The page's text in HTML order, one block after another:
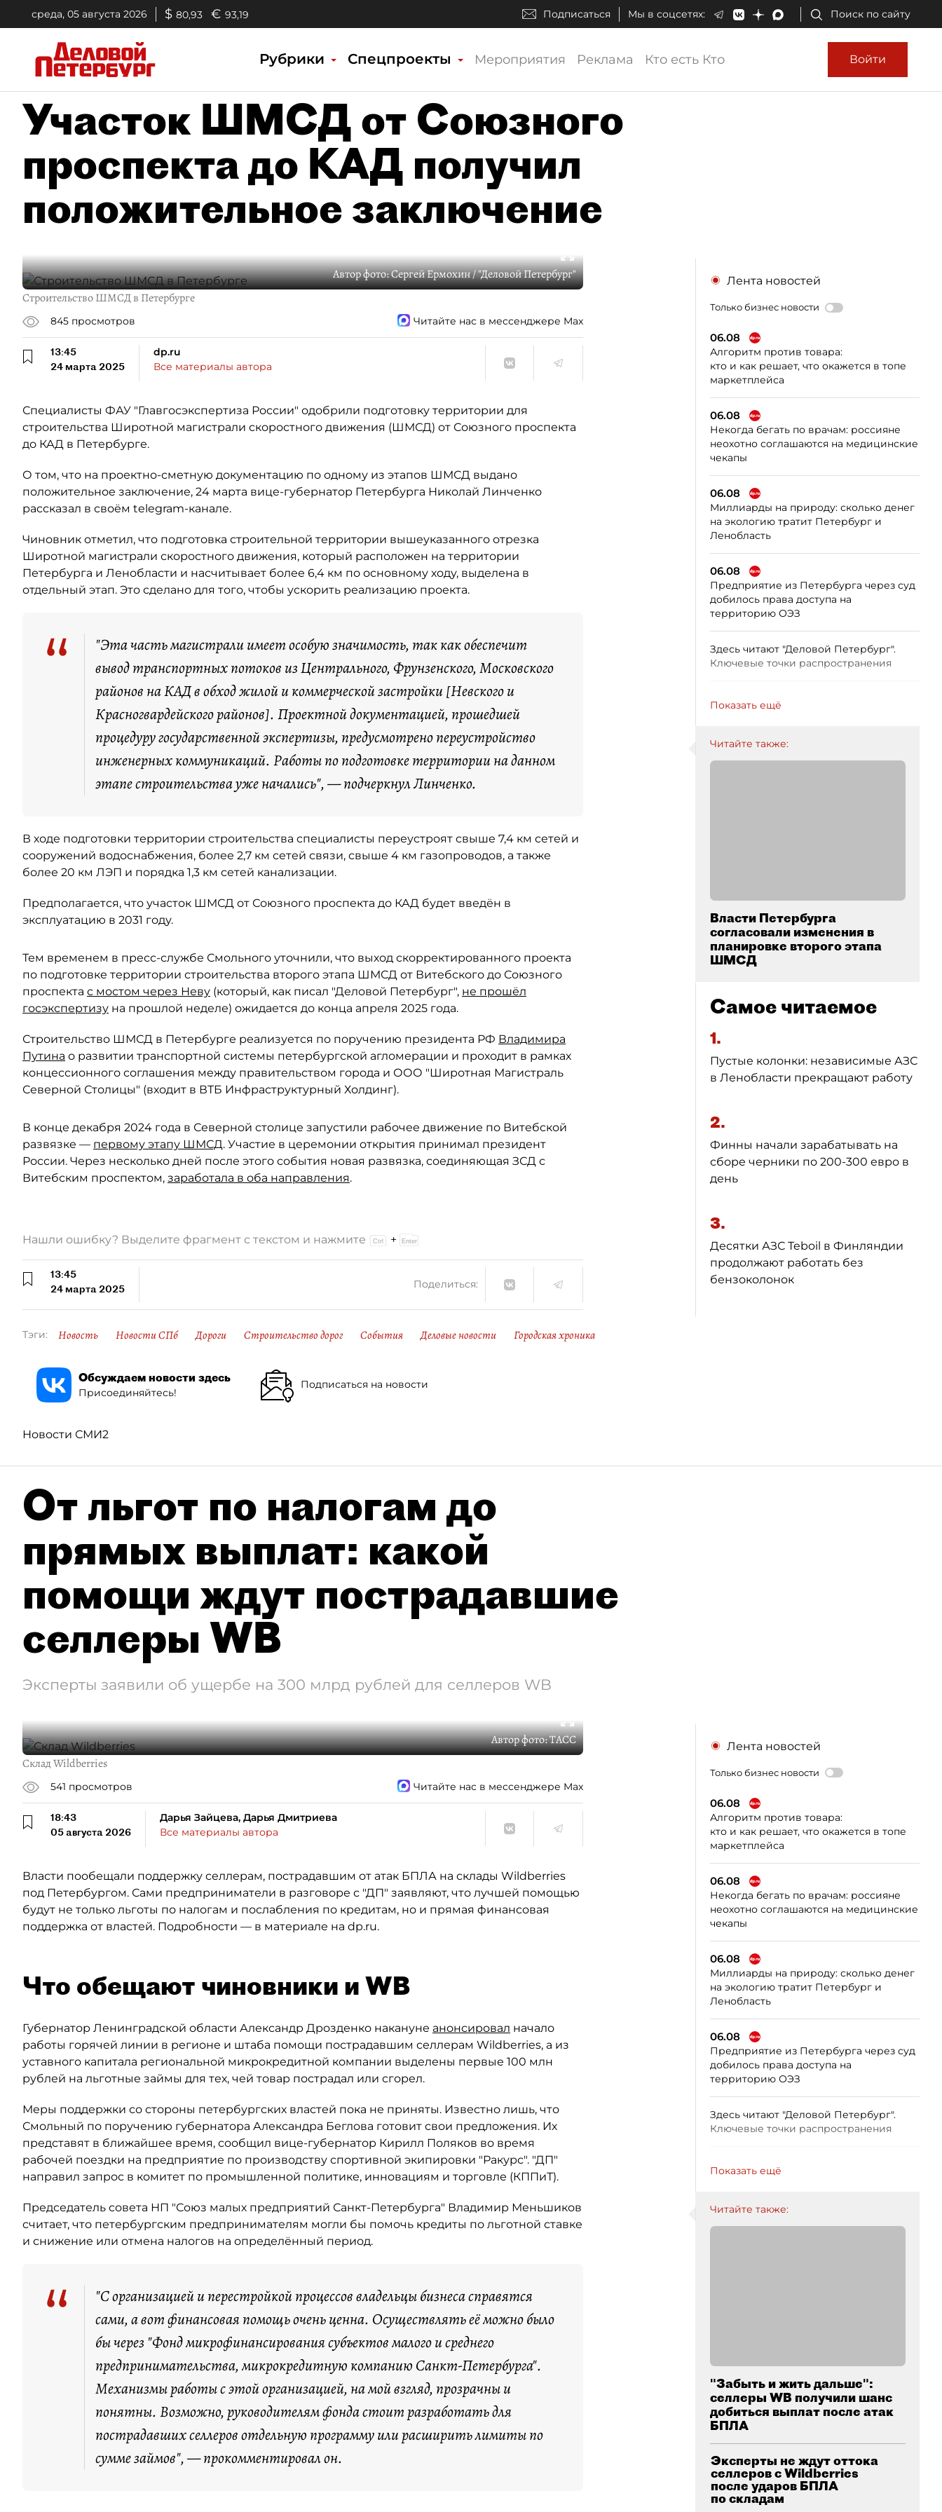
среда, 05 августа 2026 $ 80,93 € 93,19 Подписаться Мы в соцсетях: Поиск по сайту
Рубрики Спецпроекты Мероприятия Реклама Кто есть Кто Войти
Участок ШМСД от Союзного
проспекта до КАД получил
положительное заключение
Автор фото:Сергей Ермохин / "Деловой Петербург"
Строительство ШМСД в Петербурге
845 просмотров Читайте нас в мессенджере Max
13:45
24 марта 2025
dp.ru
Все материалы автора
Специалисты ФАУ "Главгосэкспертиза России" одобрили подготовку территории для
строительства Широтной магистрали скоростного движения (ШМСД) от Союзного проспекта
до КАД в Петербурге.
О том, что на проектно-сметную документацию по одному из этапов ШМСД выдано
положительное заключение, 24 марта вице-губернатор Петербурга Николай Линченко
рассказал в своём telegram-канале.
Чиновник отметил, что подготовка строительной территории вышеуказанного отрезка
Широтной магистрали скоростного движения, который расположен на территории
Петербурга и Ленобласти и насчитывает более 6,4 км по основному ходу, выделена в
отдельный этап. Это сделано для того, чтобы ускорить реализацию проекта.
“
"Эта часть магистрали имеет особую значимость, так как обеспечит
вывод транспортных потоков из Центрального, Фрунзенского, Московского
районов на КАД в обход жилой и коммерческой застройки [Невского и
Красногвардейского районов]. Проектной документацией, прошедшей
процедуру государственной экспертизы, предусмотрено переустройство
инженерных коммуникаций. Работы по подготовке территории на данном
этапе строительства уже начались", — подчеркнул Линченко.
В ходе подготовки территории строительства специалисты переустроят свыше 7,4 км сетей и
сооружений водоснабжения, более 2,7 км сетей связи, свыше 4 км газопроводов, а также
более 20 км ЛЭП и порядка 1,3 км сетей канализации.
Предполагается, что участок ШМСД от Союзного проспекта до КАД будет введён в
эксплуатацию в 2031 году.
Тем временем в пресс-службе Смольного уточнили, что выход скорректированного проекта
по подготовке территории строительства второго этапа ШМСД от Витебского до Союзного
проспекта с мостом через Неву (который, как писал "Деловой Петербург", не прошёл
госэкспертизу на прошлой неделе) ожидается до конца апреля 2025 года.
Строительство ШМСД в Петербурге реализуется по поручению президента РФ Владимира
Путина о развитии транспортной системы петербургской агломерации и проходит в рамках
концессионного соглашения между правительством города и ООО "Широтная Магистраль
Северной Столицы" (входит в ВТБ Инфраструктурный Холдинг).
В конце декабря 2024 года в Северной столице запустили рабочее движение по Витебской
развязке — первому этапу ШМСД. Участие в церемонии открытия принимал президент
России. Через несколько дней после этого события новая развязка, соединяющая ЗСД с
Витебским проспектом, заработала в оба направления.
Лента новостей
Только бизнес новости
06.08
Алгоритм против товара:
кто и как решает, что окажется в топе
маркетплейса
06.08
Некогда бегать по врачам: россияне
неохотно соглашаются на медицинские
чекапы
06.08
Миллиарды на природу: сколько денег
на экологию тратит Петербург и
Ленобласть
06.08
Предприятие из Петербурга через суд
добилось права доступа на
территорию ОЭЗ
Здесь читают "Деловой Петербург".
Ключевые точки распространения
Показать ещё
Читайте также:
Власти Петербурга
согласовали изменения в
планировке второго этапа
ШМСД
Самое читаемое
1.
Пустые колонки: независимые АЗС
в Ленобласти прекращают работу
2.
Финны начали зарабатывать на
сборе черники по 200-300 евро в
день
3.
Десятки АЗС Teboil в Финляндии
продолжают работать без
бензоколонок
Нашли ошибку? Выделите фрагмент с текстом и нажмите +
13:45
24 марта 2025
Поделиться:
Тэги: Новость Новости СПб Дороги Строительство дорог События Деловые новости Городская хроника
Обсуждаем новости здесь
Присоединяйтесь!
Подписаться на новости
Новости СМИ2
От льгот по налогам до
прямых выплат: какой
помощи ждут пострадавшие
селлеры WB
Эксперты заявили об ущербе на 300 млрд рублей для селлеров WB
Автор фото:ТАСС
Склад Wildberries
541 просмотров Читайте нас в мессенджере Max
18:43
05 августа 2026
Дарья Зайцева, Дарья Дмитриева
Все материалы автора
Власти пообещали поддержку селлерам, пострадавшим от атак БПЛА на склады Wildberries
под Петербургом. Сами предприниматели в разговоре с "ДП" заявляют, что лучшей помощью
будут не только льготы по налогам и послабления по кредитам, но и прямая финансовая
поддержка от властей. Подробности — в материале на dp.ru.
Что обещают чиновники и WB
Губернатор Ленинградской области Александр Дрозденко накануне анонсировал начало
работы горячей линии в регионе и штаба помощи пострадавшим селлерам Wildberries, а из
уставного капитала региональной микрокредитной компании выделены первые 100 млн
рублей на льготные займы для тех, чей товар пострадал или сгорел.
Меры поддержки со стороны петербургских властей пока не приняты. Известно лишь, что
Смольный по поручению губернатора Александра Беглова готовит свои предложения. Их
представят в ближайшее время, сообщил вице-губернатор Кирилл Поляков во время
рабочей поездки на предприятие по производству спортивной экипировки "Ракурс". "ДП"
направил запрос в комитет по промышленной политике, инновациям и торговле (КППиТ).
Председатель совета НП "Союз малых предприятий Санкт-Петербурга" Владимир Меньшиков
считает, что петербургским предпринимателям могли бы помочь кредиты по льготной ставке
и снижение или отмена налогов на определённый период.
“
"С организацией и перестройкой процессов владельцы бизнеса справятся
сами, а вот финансовая помощь очень ценна. Осуществлять её можно было
бы через "Фонд микрофинансирования субъектов малого и среднего
предпринимательства, микрокредитную компанию Санкт-Петербурга".
Механизмы работы с этой организацией, на мой взгляд, прозрачны и
понятны. Возможно, руководителям фонда стоит разработать для
пострадавших селлеров отдельную программу или расширить лимиты по
сумме займов", — прокомментировал он.
Лента новостей
Только бизнес новости
06.08
Алгоритм против товара:
кто и как решает, что окажется в топе
маркетплейса
06.08
Некогда бегать по врачам: россияне
неохотно соглашаются на медицинские
чекапы
06.08
Миллиарды на природу: сколько денег
на экологию тратит Петербург и
Ленобласть
06.08
Предприятие из Петербурга через суд
добилось права доступа на
территорию ОЭЗ
Здесь читают "Деловой Петербург".
Ключевые точки распространения
Показать ещё
Читайте также:
"Забыть и жить дальше":
селлеры WB получили шанс
добиться выплат после атак
БПЛА
Эксперты не ждут оттока
селлеров с Wildberries
после ударов БПЛА
по складам